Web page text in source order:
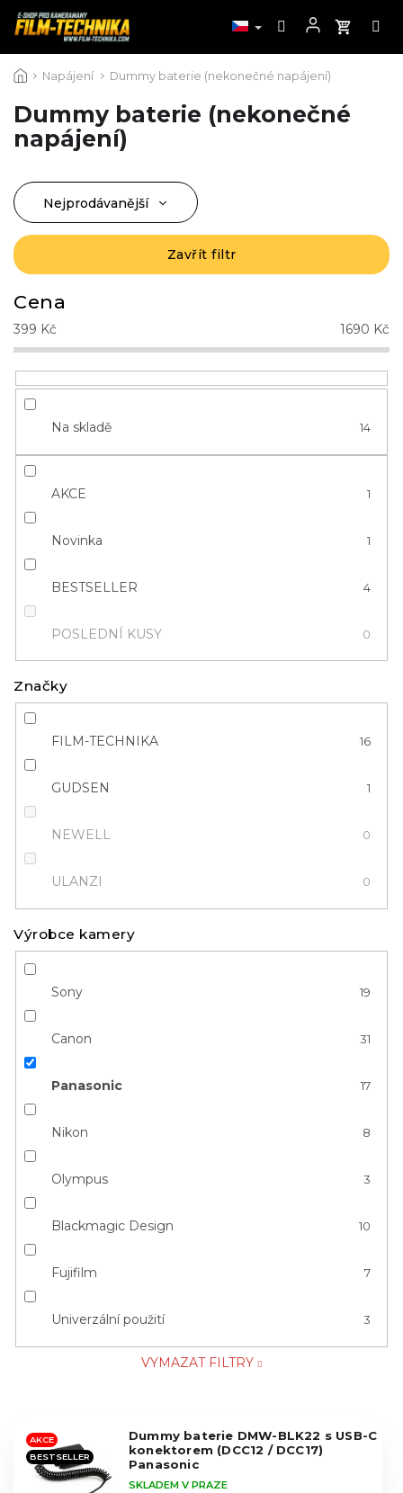
na
Napájení Dummy baterie (nekonečné napájení)
Dummy baterie (nekonečné
napájení)
Ř
a
z
e
n
í
p
r
o
d
u
t
ů
Nejprodávanější
Nejlevnější
Zavřít filtr
Cena
399 Kč 1690 Kč
Na skladě 14
AKCE 1
Novinka 1
BESTSELLER 4
POSLEDNÍ KUSY 0
Značky
FILM-TECHNIKA 16
GUDSEN 1
NEWELL 0
ULANZI 0
Výrobce kamery
Sony 19
Canon 31
Panasonic 17
Nikon 8
Olympus 3
Blackmagic Design 10
Fujifilm 7
Univerzální použití 3
VYMAZAT FILTRY
AKCE
BESTSELLER
Dummy baterie DMW-BLK22 s USB-C
konektorem (DCC12 / DCC17)
Panasonic
SKLADEM V PRAZE